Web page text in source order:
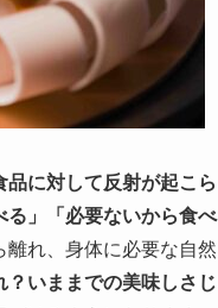
品に対して反射が起こら
る」「必要ないから食べ
れ、身体に必要な自然
？いままでの美味しさじ